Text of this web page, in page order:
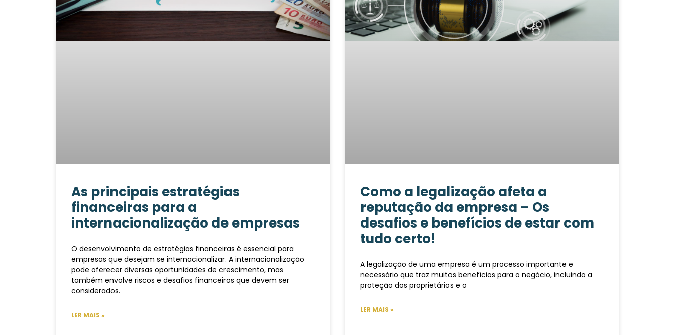
As principais estratégias
financeiras para a
internacionalização de empresas
O desenvolvimento de estratégias financeiras é essencial para
empresas que desejam se internacionalizar. A internacionalização
pode oferecer diversas oportunidades de crescimento, mas
também envolve riscos e desafios financeiros que devem ser
considerados.
LER MAIS »
Como a legalização afeta a
reputação da empresa – Os
desafios e benefícios de estar com
tudo certo!
A legalização de uma empresa é um processo importante e
necessário que traz muitos benefícios para o negócio, incluindo a
proteção dos proprietários e o
LER MAIS »